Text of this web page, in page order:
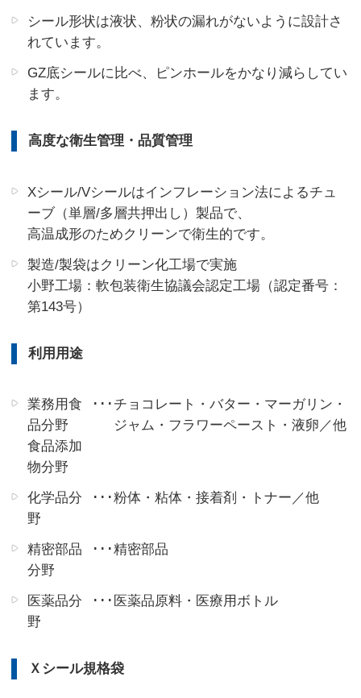
シール形状は液状、粉状の漏れがないように設計さ
れています。
GZ底シールに比べ、ピンホールをかなり減らしてい
ます。
高度な衛生管理・品質管理
Xシール/Vシールはインフレーション法によるチュ
ーブ（単層/多層共押出し）製品で、
高温成形のためクリーンで衛生的です。
製造/製袋はクリーン化工場で実施
小野工場：軟包装衛生協議会認定工場（認定番号：
第143号）
利用用途
業務用食
品分野
食品添加
物分野
･･･ チョコレート・バター・マーガリン・
ジャム・ フラワーペースト・液卵／他
化学品分
野
･･･粉体・粘体・接着剤・トナー／他
精密部品
分野
･･･精密部品
医薬品分
野
･･･ 医薬品原料・医療用ボトル
Ｘシール規格袋